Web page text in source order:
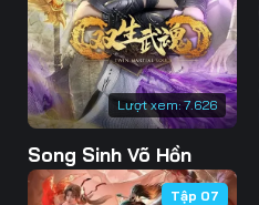
76 77
79 80
82 83
85 86
Lượt xem: 7.626
Song Sinh Võ Hồn
Tập 07